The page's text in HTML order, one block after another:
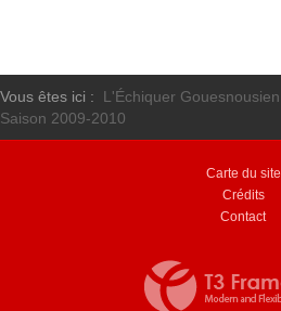
Vous êtes ici : L'Échiquer Gouesnousien
Saison 2009-2010
Carte du site
Crédits
Contact